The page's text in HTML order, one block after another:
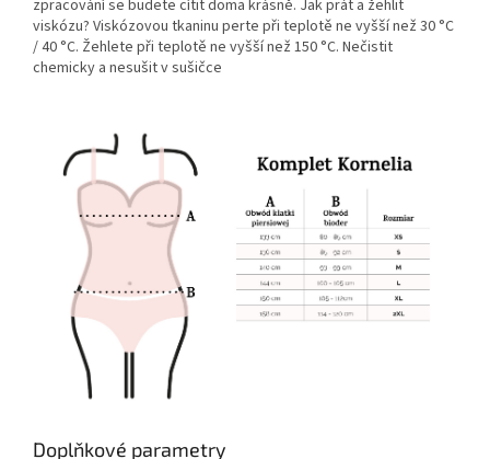
zpracování se budete cítit doma krásně. Jak prát a žehlit
viskózu? Viskózovou tkaninu perte při teplotě ne vyšší než 30 °C
/ 40 °C. Žehlete při teplotě ne vyšší než 150 °C. Nečistit
chemicky a nesušit v sušičce
Doplňkové parametry